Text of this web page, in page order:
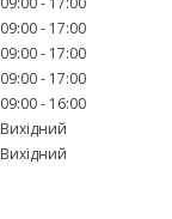
09:00
17:00
09:00
17:00
09:00
17:00
09:00
16:00
Вихідний
Вихідний